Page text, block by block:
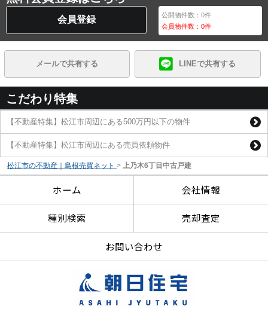
会員登録 公開物件数：0件
会員物件数：0件
メールで共有する LINEで共有する
こだわり特集
【不動産特集】松江市周辺にある500万円以下の物件
【不動産特集】松江市周辺にある売買依頼物件
松江市の不動産｜島根売買ネット > 上乃木6丁目中古戸建
ホーム 会社情報
種別検索 売却査定
お問い合わせ